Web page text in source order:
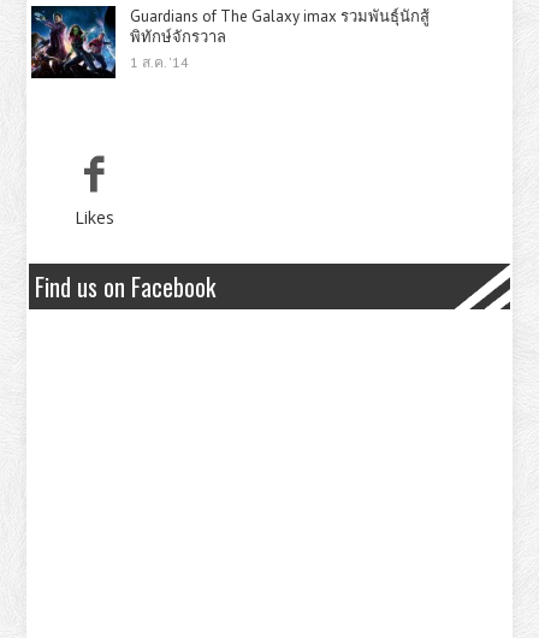
Guardians of The Galaxy imax รวมพันธุ์นักสู้
พิทักษ์จักรวาล
1 ส.ค. '14
Likes
Find us on Facebook